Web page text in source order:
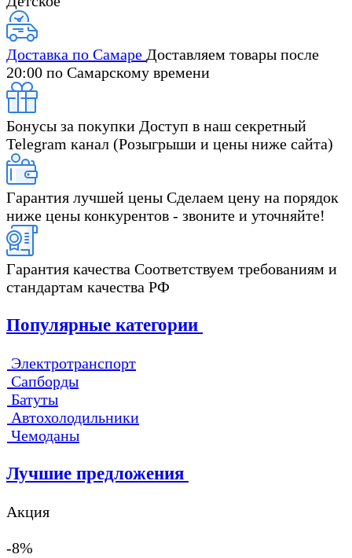
Доставка по Самаре Доставляем товары после
20:00 по Самарскому времени
Бонусы за покупки Доступ в наш секретный
Telegram канал (Розыгрыши и цены ниже сайта)
Гарантия лучшей цены Сделаем цену на порядок
ниже цены конкурентов - звоните и уточняйте!
Гарантия качества Соответствуем требованиям и
стандартам качества РФ
Популярные категории
Электротранспорт
Сапборды
Батуты
Автохолодильники
Чемоданы
Лучшие предложения
Акция
-8%